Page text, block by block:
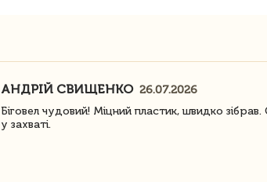
АНДРІЙ СВИЩЕНКО 26.07.2026
Біговел чудовий! Міцний пластик, швидко зібрав.
у захваті.